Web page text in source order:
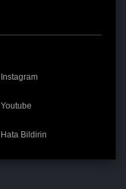
Instagram
Youtube
Hata Bildirin